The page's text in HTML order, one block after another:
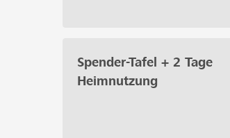
Spender-Tafel + 2 Tage
Heimnutzung